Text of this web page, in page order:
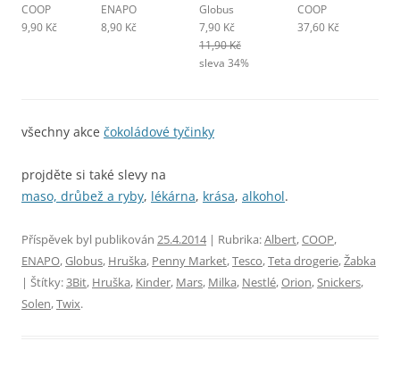
COOP
9,90 Kč
ENAPO
8,90 Kč
Globus
7,90 Kč
11,90 Kč
sleva 34%
COOP
37,60 Kč
všechny akce čokoládové tyčinky
projděte si také slevy na
maso, drůbež a ryby, lékárna, krása, alkohol.
Příspěvek byl publikován 25.4.2014| Rubrika:Albert,COOP,
ENAPO,Globus, Hruška, Penny Market,Tesco,Teta drogerie,Žabka
| Štítky:3Bit, Hruška, Kinder, Mars, Milka, Nestlé,Orion,Snickers,
Solen,Twix.